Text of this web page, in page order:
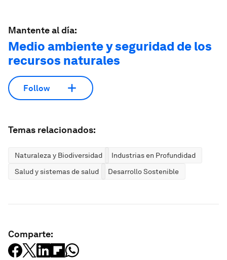
Mantente al día:
Medio ambiente y seguridad de los
recursos naturales
Follow
Temas relacionados:
Naturaleza y Biodiversidad
Industrias en Profundidad
Salud y sistemas de salud
Desarrollo Sostenible
Comparte: